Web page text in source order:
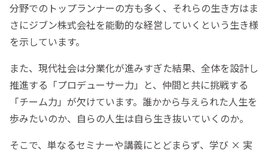
分野でのトップランナーの方も多く、それらの生き方はま
さにジブン株式会社を能動的な経営していくという生き様
を示しています。
また、現代社会は分業化が進みすぎた結果、全体を設計し
推進する「プロデューサー力」と、仲間と共に挑戦する
「チーム力」が欠けています。誰かから与えられた人生を
歩みたいのか、自らの人生は自ら生き抜いていくのか。
そこで、単なるセミナーや講義にとどまらず、学び × 実